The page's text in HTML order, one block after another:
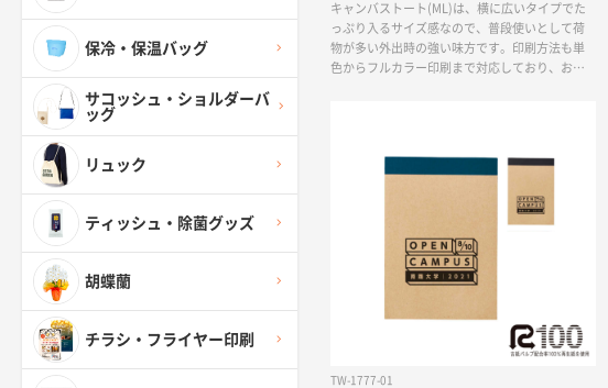
保冷・保温バッグ
サコッシュ・ショルダーバ
ッグ
リュック
ティッシュ・除菌グッズ
胡蝶蘭
チラシ・フライヤー印刷
キャンバストート(ML)は、横に広いタイプでた
っぷり入るサイズ感なので、普段使いとして荷
物が多い外出時の強い味方です。印刷方法も単
色からフルカラー印刷まで対応しており、お好
TW-1777-01